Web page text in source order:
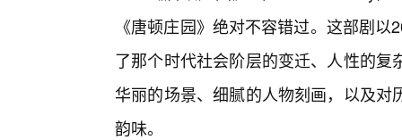
《唐顿庄园》绝对不容错过。这部剧
了那个时代社会阶层的变迁、人性的
华丽的场景、细腻的人物刻画，以及
韵味。